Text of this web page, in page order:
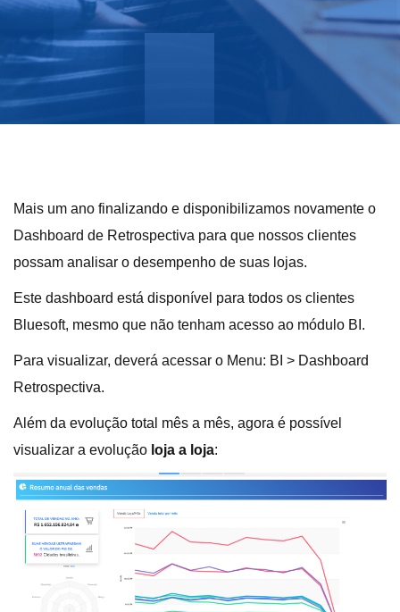
Mais um ano finalizando e disponibilizamos novamente o
Dashboard de Retrospectiva para que nossos clientes
possam analisar o desempenho de suas lojas.
Este dashboard está disponível para todos os clientes
Bluesoft, mesmo que não tenham acesso ao módulo BI.
Para visualizar, deverá acessar o Menu: BI > Dashboard
Retrospectiva.
Além da evolução total mês a mês, agora é possível
visualizar a evolução loja a loja: